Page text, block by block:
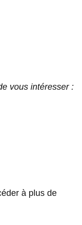
vous intéresser :
à plus de